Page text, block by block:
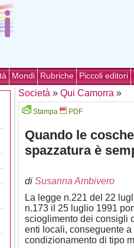
Mondi Rubriche Piccoli editori
Società » Qui Camorra »
Stampa PDF
Quando le
spazzatura è
di Susanna Ambivero
La legge n.221 del 22
n.173 il 25 luglio 1991
scioglimento dei consigli
enti locali, conseguente
condizionamento di tipo